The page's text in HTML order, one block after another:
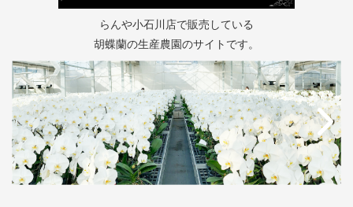
らんや小石川店で販売している
胡蝶蘭の生産農園のサイトです。